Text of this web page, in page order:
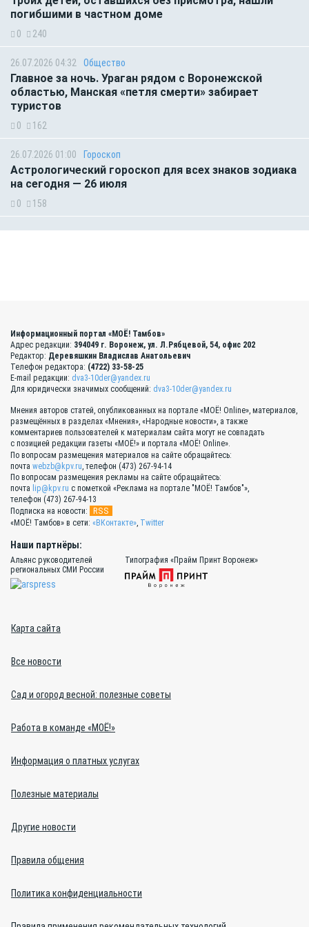
погибшими в частном доме
0 240
26.07.2026 04:32 Общество
Главное за ночь. Ураган рядом с Воронежской
областью, Манская «петля смерти» забирает
туристов
0 162
26.07.2026 01:00 Гороскоп
Астрологический гороскоп для всех знаков зодиака
на сегодня — 26 июля
0 158
Информационный портал «МОЁ! Тамбов»
Адрес редакции: 394049 г. Воронеж, ул. Л.Рябцевой, 54, офис 202
Редактор: Деревяшкин Владислав Анатольевич
Телефон редактора: (4722) 33-58-25
E-mail редакции: dva3-10der@yandex.ru
Для юридически значимых сообщений: dva3-10der@yandex.ru
Мнения авторов статей, опубликованных на портале «МОЁ! Online», материалов,
размещённых в разделах «Мнения», «Народные новости», а также
комментариев пользователей к материалам сайта могут не совпадать
с позицией редакции газеты «МОЁ!» и портала «МОЁ! Online».
По вопросам размещения материалов на сайте обращайтесь:
почта webzb@kpv.ru, телефон (473) 267-94-14
По вопросам размещения рекламы на сайте обращайтесь:
почта lip@kpv.ru с пометкой «Реклама на портале "МОЁ! Тамбов"»,
телефон (473) 267-94-13
Подписка на новости:
RSS
«МОЁ! Тамбов» в сети: «ВКонтакте», Twitter
Наши партнёры:
Альянс руководителей
региональных СМИ России
Типография «Прайм Принт Воронеж»
Карта сайта
Все новости
Сад и огород весной: полезные советы
Работа в команде «МОЁ!»
Информация о платных услугах
Полезные материалы
Другие новости
Правила общения
Политика конфиденциальности